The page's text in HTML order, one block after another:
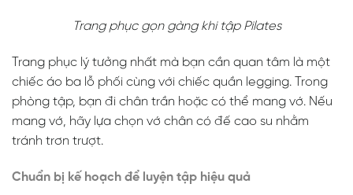
Trang phục gọn gàng khi tập Pilates
Trang phục lý tưởng nhất mà bạn cần quan tâm là một
chiếc áo ba lỗ phối cùng với chiếc quần legging. Trong
phòng tập, bạn đi chân trần hoặc có thể mang vớ. Nếu
mang vớ, hãy lựa chọn vớ chân có đế cao su nhằm
tránh trơn trượt.
Chuẩn bị kế hoạch để luyện tập hiệu quả